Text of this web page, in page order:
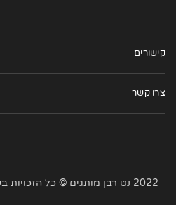
קישורים
צרו קשר
2022 נט רבן מותגים © כל הזכויות בעיצוב האתר ובתוכנו שמורות